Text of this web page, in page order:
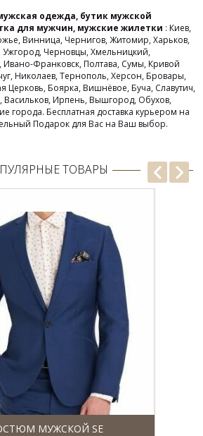
одежда, бутик мужской
для мужчин, мужские жилетки : Киев,
Винница, Чернигов, Житомир, Харьков,
Ужгород, Черновцы, Хмельницкий,
Ивано-Франковск, Полтава, Сумы, Кривой
Николаев, Тернополь, Херсон, Бровары,
Церковь, Боярка, Вишнёвое, Буча, Славутич,
Васильков, Ирпень, Вышгород, Обухов,
города. Бесплатная доставка курьером на
Подарок для Вас на Ваш выбор.
ТОВАРЫ
МУЖСКОЙ SE